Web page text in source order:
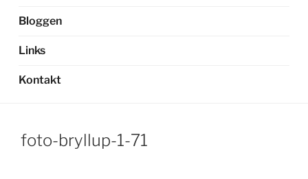
Bloggen
Links
Kontakt
foto-bryllup-1-71